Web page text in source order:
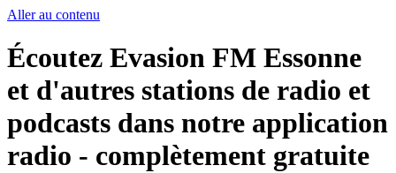
Aller au contenu
Écoutez Evasion FM Essonne
et d'autres stations de radio et
podcasts dans notre application
radio - complètement gratuite